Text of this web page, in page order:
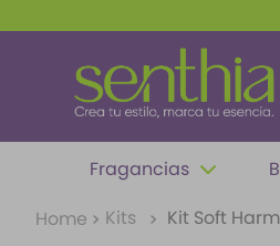
Fragancias
Kits
Kit Soft
1.
2.